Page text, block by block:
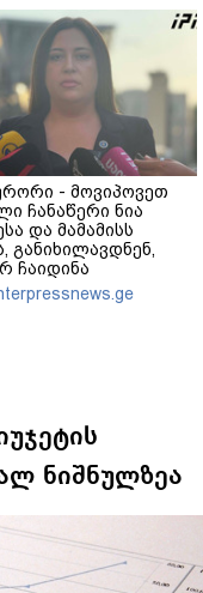
- მოვიპოვეთ
ჩანაწერი ნია
და მამამისს
განიხილავდნენ,
ჩაიდინა
დანაშაული -
ამბობს, რომ
ნიშნულზეა